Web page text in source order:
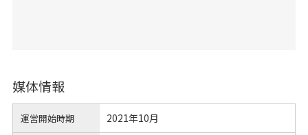
媒体情報
運営開始時期 2021年10月